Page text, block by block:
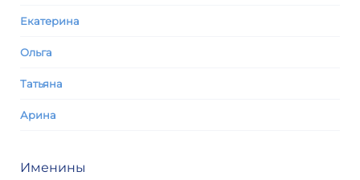
Екатерина
Ольга
Татьяна
Арина
Именины